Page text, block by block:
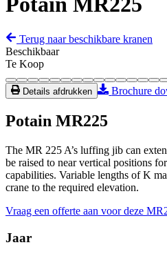
Terug naar beschikbare kranen
Beschikbaar
Te Koop
Details afdrukken Brochure
Potain MR225
The MR 225 A’s luffing jib can
be raised to near vertical positions
capabilities. Variable lengths of K
crane to the required elevation.
Vraag een offerte aan voor deze
Jaar